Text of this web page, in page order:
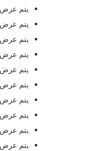
يتم عرض
يتم عرض
يتم عرض
يتم
يتم
يتم
يتم عرض
يتم
يتم
يتم عرض